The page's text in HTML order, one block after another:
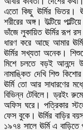
এতো কিছু ঊর্মির ভিতর।
শরীরের অঙ্গ। উল্টিয়ে
ভাঁজে লুকায়িত ঊর্মির রূপ
ধারণ করে আছে আমার
ঊর্মির সখ্যতা অনেক।
মিশে চলতে বড়ই আনন্দে
নামাঙ্কিত দেখি শিশু
ঊর্মি তো আর সাধারণের
বিভিন্ন টেবিলে। ড্রইং
অফিস ঘরে। পত্রিকার
ফেস বুকে। ঊর্মির বাড়ির
১৯৭৪ সালে ঊর্মি এ